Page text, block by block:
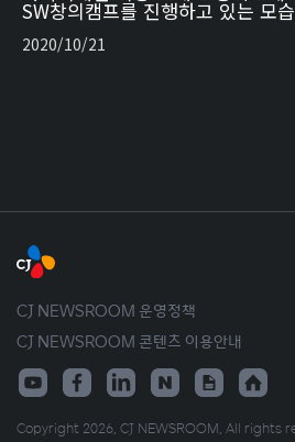
SW창의캠프를 진행하고 있는 모
2020/10/21
CJ NEWSROOM 운영정책
CJ NEWSROOM 콘텐츠 이용안내
Copyright 2026. CJ NEWSROOM. All rights